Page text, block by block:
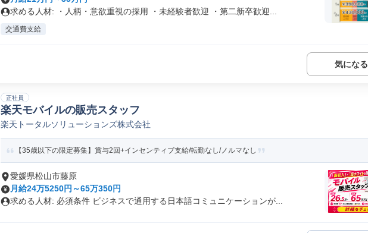
求める人材: ・人柄・意欲重視の採用 ・未経験者歓迎 ・第二新卒歓迎...
交通費支給
気になる
正社員
楽天モバイルの販売スタッフ
楽天トータルソリューションズ株式会社
【35歳以下の限定募集】賞与2回+インセンティブ支給/転勤なし/ノルマなし
愛媛県松山市藤原
月給24万5250円～65万350円
求める人材: 必須条件 ビジネスで通用する日本語コミュニケーションが...